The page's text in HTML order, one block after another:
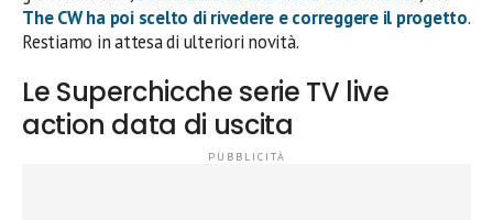
The CWha poi scelto di rivedere e correggere il progetto.
Restiamo in attesa di ulteriori novità.
Le Superchicche serie TV live
action data di uscita